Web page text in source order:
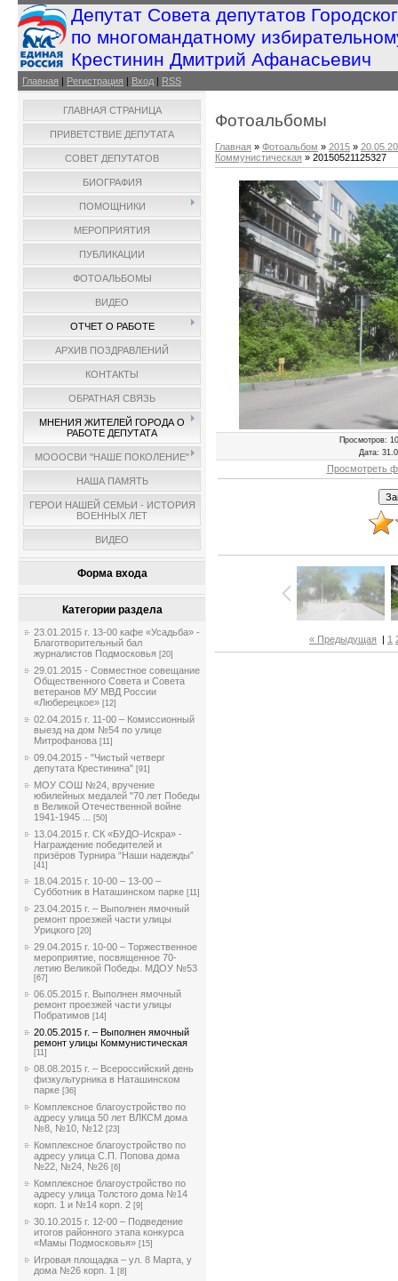
Депутат Совета депутатов
по многомандатному
Крестинин Дмитрий Афанасьевич
Главная | Регистрация | Вход | RSS
ГЛАВНАЯ СТРАНИЦА
ПРИВЕТСТВИЕ ДЕПУТАТА
СОВЕТ ДЕПУТАТОВ
БИОГРАФИЯ
ПОМОЩНИКИ
МЕРОПРИЯТИЯ
ПУБЛИКАЦИИ
ФОТОАЛЬБОМЫ
ВИДЕО
ОТЧЕТ О РАБОТЕ
АРХИВ ПОЗДРАВЛЕНИЙ
КОНТАКТЫ
ОБРАТНАЯ СВЯЗЬ
МНЕНИЯ ЖИТЕЛЕЙ ГОРОДА О
РАБОТЕ ДЕПУТАТА
МОООСВИ "НАШЕ ПОКОЛЕНИЕ"
НАША ПАМЯТЬ
ГЕРОИ НАШЕЙ СЕМЬИ - ИСТОРИЯ
ВОЕННЫХ ЛЕТ
ВИДЕО
Форма входа
Категории раздела
23.01.2015 г. 13-00 кафе «Усадьба» -
Благотворительный бал
журналистов Подмосковья [20]
29.01.2015 - Совместное совещание
Общественного Совета и Совета
ветеранов МУ МВД России
«Люберецкое» [12]
02.04.2015 г. 11-00 – Комиссионный
выезд на дом №54 по улице
Митрофанова [11]
09.04.2015 - "Чистый четверг
депутата Крестинина" [91]
МОУ СОШ №24, вручение
юбилейных медалей "70 лет Победы
в Великой Отечественной войне
1941-1945 ...
[50]
13.04.2015 г. СК «БУДО-Искра» -
Награждение победителей и
призёров Турнира “Наши надежды”
[41]
18.04.2015 г. 10-00 – 13-00 –
Субботник в Наташинском парке [11]
23.04.2015 г. – Выполнен ямочный
ремонт проезжей части улицы
Урицкого [20]
29.04.2015 г. 10-00 – Торжественное
мероприятие, посвященное 70-
летию Великой Победы. МДОУ №53
[67]
06.05.2015 г. Выполнен ямочный
ремонт проезжей части улицы
Побратимов [14]
20.05.2015 г. – Выполнен ямочный
ремонт улицы Коммунистическая
[11]
08.08.2015 г. – Всероссийский день
физкультурника в Наташинском
парке [36]
Комплексное благоустройство по
адресу улица 50 лет ВЛКСМ дома
№8, №10, №12 [23]
Комплексное благоустройство по
адресу улица С.П. Попова дома
№22, №24, №26 [6]
Комплексное благоустройство по
адресу улица Толстого дома №14
корп. 1 и №14 корп. 2 [9]
30.10.2015 г. 12-00 – Подведение
итогов районного этапа конкурса
«Мамы Подмосковья» [15]
Игровая площадка – ул. 8 Марта, у
дома №26 корп. 1 [8]
Фотоальбомы
Главная » Фотоальбом » 2015 »
Коммунистическая » 20150521125327
Просмотров:
Дата:
Просмотреть
« Предыдущая | 1